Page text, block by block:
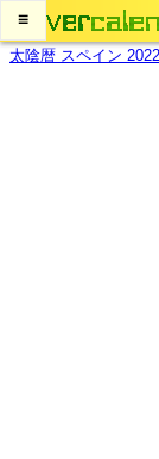
≡
太陰暦 スペイン 2022